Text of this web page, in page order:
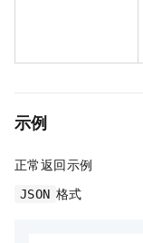
示例
正常返回示例
JSON 格式